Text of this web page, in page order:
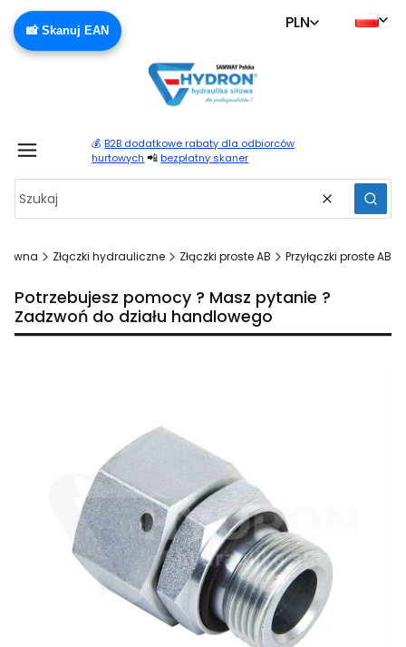
📸 Skanuj EAN PLN
💰 B2B dodatkowe rabaty dla odbiorców
hurtowych 📲 bezpłatny skaner
Wyczyść
Złączki hydrauliczne Złączki proste AB Przyłączki proste AB
Potrzebujesz pomocy ? Masz pytanie ?
Zadzwoń do działu handlowego